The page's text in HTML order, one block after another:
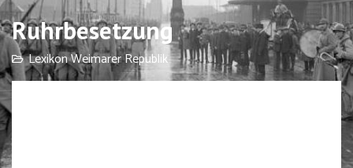
Ruhrbesetzung
Lexikon Weimarer Republik